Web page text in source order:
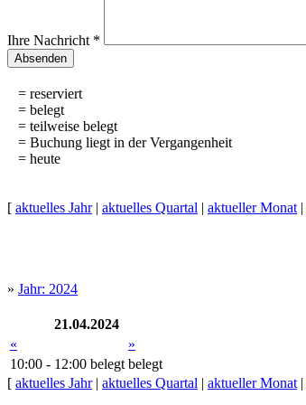
Ihre Nachricht *
Absenden
= reserviert
= belegt
= teilweise belegt
= Buchung liegt in der Vergangenheit
= heute
[ aktuelles Jahr| aktuelles Quartal | aktueller Monat |
» Jahr: 2024
21.04.2024
«
»
10:00 - 12:00 belegt belegt
[ aktuelles Jahr| aktuelles Quartal | aktueller Monat |